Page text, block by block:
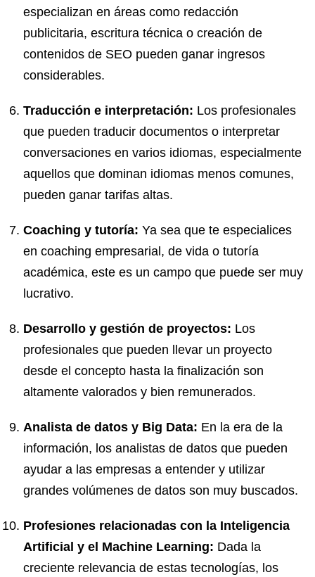
especializan en áreas como redacción
publicitaria, escritura técnica o creación de
contenidos de SEO pueden ganar ingresos
considerables.
Traducción e interpretación: Los profesionales
que pueden traducir documentos o interpretar
conversaciones en varios idiomas, especialmente
aquellos que dominan idiomas menos comunes,
pueden ganar tarifas altas.
Coaching y tutoría: Ya sea que te especialices
en coaching empresarial, de vida o tutoría
académica, este es un campo que puede ser muy
lucrativo.
Desarrollo y gestión de proyectos: Los
profesionales que pueden llevar un proyecto
desde el concepto hasta la finalización son
altamente valorados y bien remunerados.
Analista de datos y Big Data: En la era de la
información, los analistas de datos que pueden
ayudar a las empresas a entender y utilizar
grandes volúmenes de datos son muy buscados.
Profesiones relacionadas con la Inteligencia
Artificial y el Machine Learning: Dada la
creciente relevancia de estas tecnologías, los